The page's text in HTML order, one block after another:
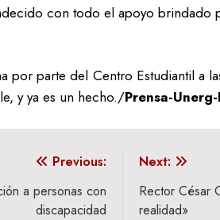
con todo el apoyo
parte del Centro Estudiantil a
y ya es un hecho./Prensa-
Previous:
a personas con
discapacidad
Next:
Rector César
realidad»